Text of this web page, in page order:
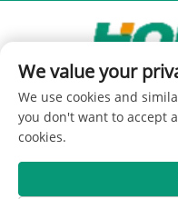
Copyright © 2025 by
Srl -
We value your
We use cookies and
you don't want to accept
cookies.